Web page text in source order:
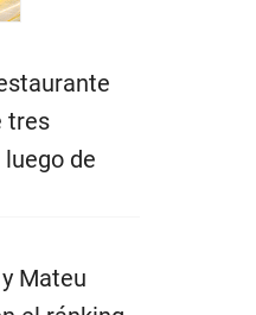
tres
de
Mateu